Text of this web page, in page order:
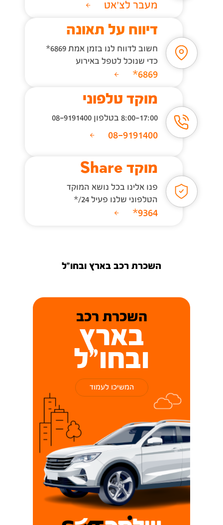
מעבר לצ'אט
דיווח על תאונה
חשוב לדווח לנו בזמן אמת 6869*
כדי שנוכל לטפל באירוע
6869*
מוקד טלפוני
8:00-17:00 בטלפון 08-9191400
08-9191400
מוקד Share
פנו אלינו בכל נושא המוקד
הטלפוני שלנו פעיל 24/*
9364*
השכרת רכב בארץ ובחו"ל
השכרת רכב
בארץ
ובחו"ל
המשיכו לעמוד